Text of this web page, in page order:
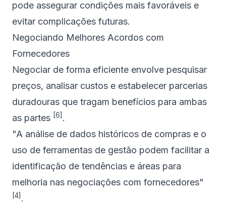
pode assegurar condições mais favoráveis e
evitar complicações futuras.
Negociando Melhores Acordos com
Fornecedores
Negociar de forma eficiente envolve pesquisar
preços, analisar custos e estabelecer parcerias
duradouras que tragam benefícios para ambas
as partes [6] .
"A análise de dados históricos de compras e o
uso de ferramentas de gestão podem facilitar a
identificação de tendências e áreas para
melhoria nas negociações com fornecedores"
[4] .